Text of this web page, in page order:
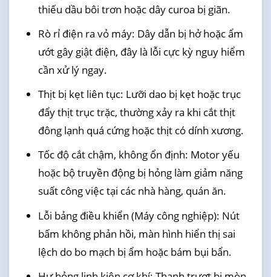
thiếu dầu bôi trơn hoặc dây curoa bị giãn.
Rò rỉ điện ra vỏ máy: Dây dẫn bị hở hoặc ẩm
ướt gây giật điện, đây là lỗi cực kỳ nguy hiểm
cần xử lý ngay.
Thịt bị kẹt liên tục: Lưỡi dao bị kẹt hoặc trục
đẩy thịt trục trặc, thường xảy ra khi cắt thịt
đông lạnh quá cứng hoặc thịt có dính xương.
Tốc độ cắt chậm, không ổn định: Motor yếu
hoặc bộ truyền động bị hỏng làm giảm năng
suất công việc tại các nhà hàng, quán ăn.
Lỗi bảng điều khiển (Máy công nghiệp): Nút
bấm không phản hồi, màn hình hiển thị sai
lệch do bo mạch bị ẩm hoặc bám bụi bẩn.